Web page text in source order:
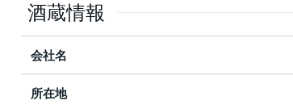
酒蔵情報
会社名
所在地